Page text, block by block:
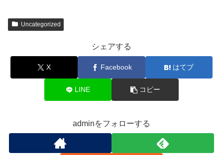
Uncategorized
シェアする
X Facebook はてブ
LINE コピー
adminをフォローする